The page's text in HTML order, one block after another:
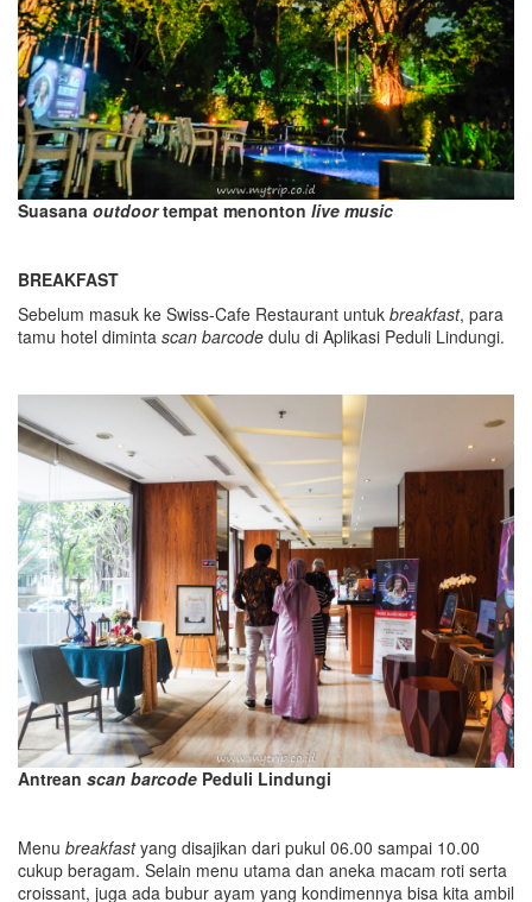
Suasana outdoortempat menonton live music
BREAKFAST
Sebelum masuk ke Swiss-Cafe Restaurant untuk breakfast, para
tamu hotel diminta scan barcode dulu di Aplikasi Peduli Lindungi.
Antrean scan barcode Peduli Lindungi
Menu breakfastyang disajikan dari pukul 06.00 sampai 10.00
cukup beragam. Selain menu utama dan aneka macam roti serta
croissant, juga ada bubur ayam yang kondimennya bisa kita ambil